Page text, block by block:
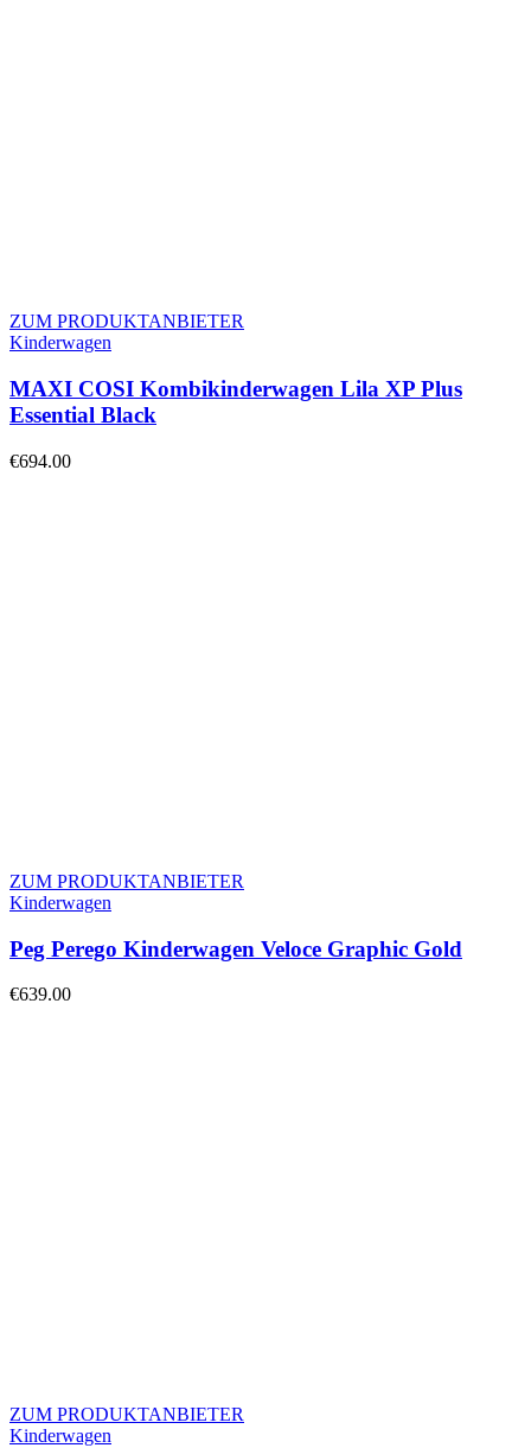
ZUM PRODUKTANBIETER
Kinderwagen
MAXI COSI Kombikinderwagen Lila XP Plus
Essential Black
€694.00
ZUM PRODUKTANBIETER
Kinderwagen
Peg Perego Kinderwagen Veloce Graphic Gold
€639.00
ZUM PRODUKTANBIETER
Kinderwagen